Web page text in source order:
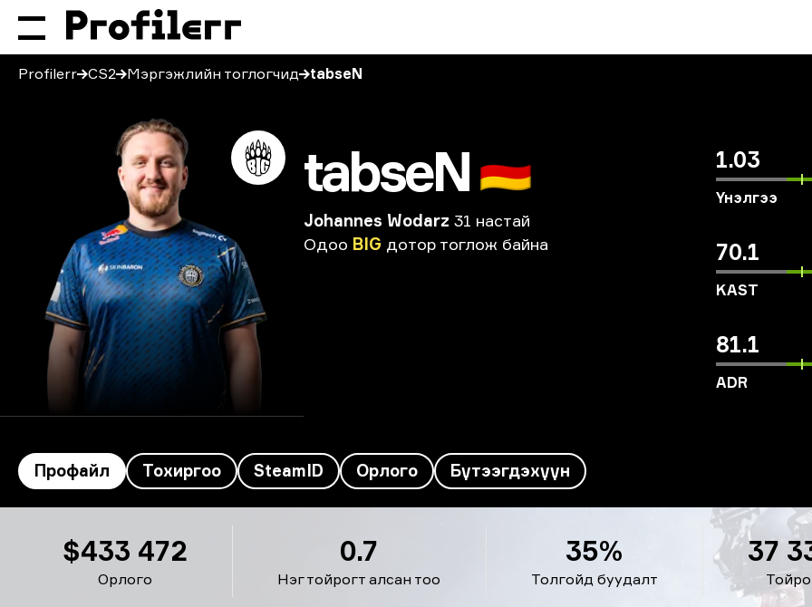
Profilerr CS2 Мэргэжлийн тоглогчид tabseN
tabseN 🇩🇪
Johannes Wodarz 31 настай
Одоо BIG дотор тоглож байна
1.03
Үнэлгээ
70.1
KAST
81.1
ADR
Профайл Тохиргоо SteamID Орлого Бүтээгдэхүүн
Орлого
$433 472
Нэг тойрогт алсан тоо
0.7
Толгойд буудалт
35% 37